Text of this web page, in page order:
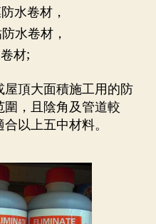
水卷材，
水卷材，
材;
頂大面積施工用的防
，且陰角及管道較
以上五中材料。